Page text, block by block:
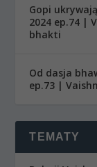
Gopi
2024 ep.74 |
bhakti
Od dasja
ep.73 |
TEMATY